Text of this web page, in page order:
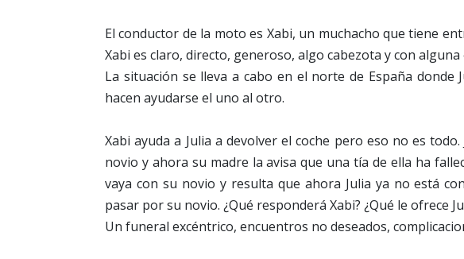
El conductor de la moto es Xabi, un muchacho que tiene
Xabi es claro, directo, generoso, algo cabezota y con
La situación se lleva a cabo en el norte de España donde
hacen ayudarse el uno al otro.
Xabi ayuda a Julia a devolver el coche pero eso no es
novio y ahora su madre la avisa que una tía de ella ha
vaya con su novio y resulta que ahora Julia ya no está
pasar por su novio. ¿Qué responderá Xabi? ¿Qué le ofrece
Un funeral excéntrico, encuentros no deseados,